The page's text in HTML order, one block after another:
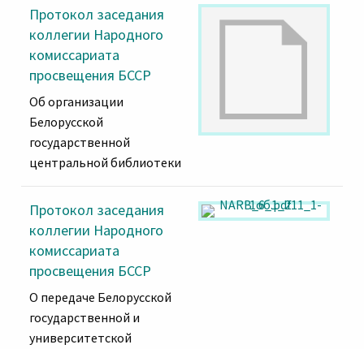
Протокол заседания
коллегии Народного
комиссариата
просвещения БССР
Об организации
Белорусской
государственной
центральной библиотеки
Протокол заседания
коллегии Народного
комиссариата
просвещения БССР
О передаче Белорусской
государственной и
университетской